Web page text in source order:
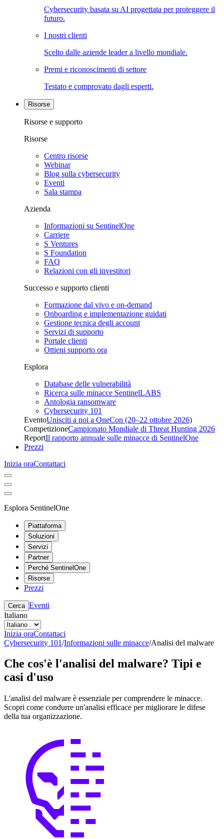
Cybersecurity basata su AI progettata per proteggere il
futuro.
I nostri clienti
Scelto dalle aziende leader a livello mondiale.
Premi e riconoscimenti di settore
Testato e comprovato dagli esperti.
Risorse
Risorse e supporto
Risorse
Centro risorse
Webinar
Blog sulla cybersecurity
Eventi
Sala stampa
Azienda
Informazioni su SentinelOne
Carriere
S Ventures
S Foundation
FAQ
Relazioni con gli investitori
Successo e supporto clienti
Formazione dal vivo e on-demand
Onboarding e implementazione guidati
Gestione tecnica degli account
Servizi di supporto
Portale clienti
Ottieni supporto ora
Esplora
Database delle vulnerabilità
Ricerca sulle minacce SentinelLABS
Antologia ransomware
Cybersecurity 101
EventoUnisciti a noi a OneCon (20–22 ottobre 2026)
CompetizioneCampionato Mondiale di Threat Hunting 2026
ReportIl rapporto annuale sulle minacce di SentinelOne
Prezzi
Inizia oraContattaci
Esplora SentinelOne
Piattaforma
Soluzioni
Servizi
Partner
Perché SentinelOne
Risorse
Prezzi
Cerca Eventi
Italiano
Inizia oraContattaci
Cybersecurity 101/Informazioni sulle minacce/Analisi del malware
Che cos'è l'analisi del malware? Tipi e
casi d'uso
L'analisi del malware è essenziale per comprendere le minacce.
Scopri come condurre un'analisi efficace per migliorare le difese
della tua organizzazione.